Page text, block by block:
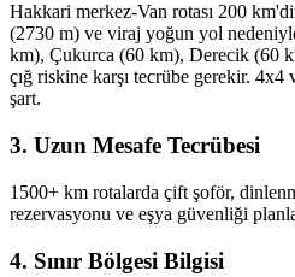
Hakkari merkez-Van rotası 200
(2730 m) ve viraj yoğun yol
km), Çukurca (60 km), Derecik (60
çığ riskine karşı tecrübe gerekir.
şart.
3. Uzun Mesafe Tecrübesi
1500+ km rotalarda çift şoför,
rezervasyonu ve eşya güvenliği
4. Sınır Bölgesi Bilgisi